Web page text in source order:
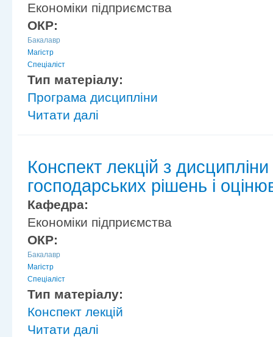
Економіки підприємства
ОКР:
Бакалавр
Магістр
Спеціаліст
Тип матеріалу:
Програма дисципліни
Читати далі
Конспект лекцій з
господарських рішень і
Кафедра:
Економіки підприємства
ОКР:
Бакалавр
Магістр
Спеціаліст
Тип матеріалу:
Конспект лекцій
Читати далі